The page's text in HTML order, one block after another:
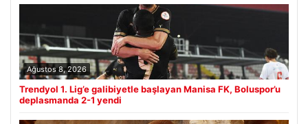
Ağustos 8, 2026
Trendyol 1. Lig’e galibiyetle başlayan Manisa FK, Boluspor’u
deplasmanda 2-1 yendi